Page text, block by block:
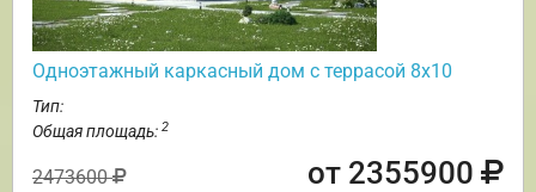
Одноэтажный каркасный дом с террасой 8х10
Тип:
Общая площадь: 2
2473600 от 2355900